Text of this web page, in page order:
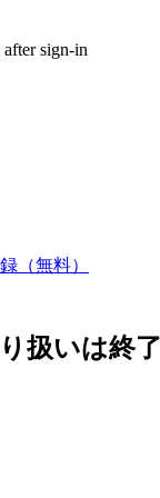
sign-in
（無料）
扱いは終